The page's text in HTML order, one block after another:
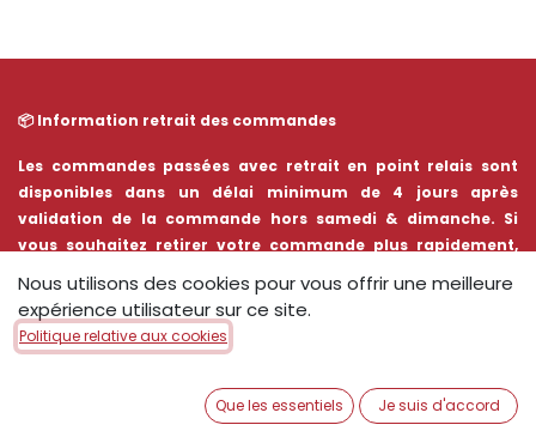
📦 Information retrait des commandes​
Les commandes passées avec retrait en point relais sont
disponibles dans un délai minimum de 4 jours après
validation de la commande hors samedi & dimanche. Si
vous souhaitez retirer votre commande plus rapidement,
Kergaradec afin de vérifier sa disponibilité.
Desserts Glacés
Nous utilisons des cookies pour vous offrir une meilleure
expérience utilisateur sur ce site.
Politique relative aux cookies
Que les essentiels Je suis d'accord